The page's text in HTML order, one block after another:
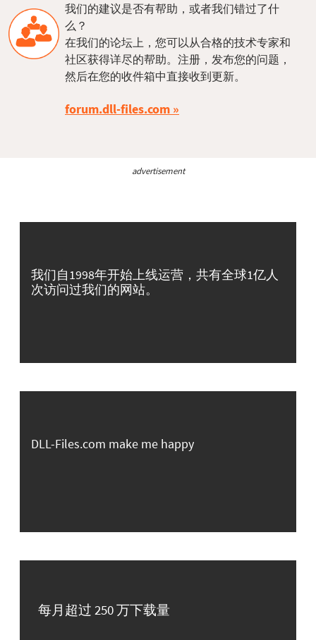
我们的建议是否有帮助，或者我们错过了什
么？
在我们的论坛上，您可以从合格的技术专家和
社区获得详尽的帮助。注册，发布您的问题，
然后在您的收件箱中直接收到更新。
forum.dll-files.com
advertisement
我们自1998年开始上线运营，共有全球1亿人
次访问过我们的网站。
DLL-Files.com make me happy
每月超过 250 万下载量